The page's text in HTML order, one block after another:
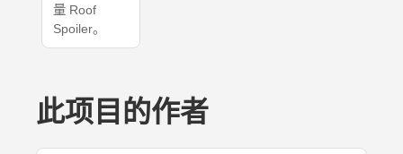
量 Roof
Spoiler。
此项目的作者